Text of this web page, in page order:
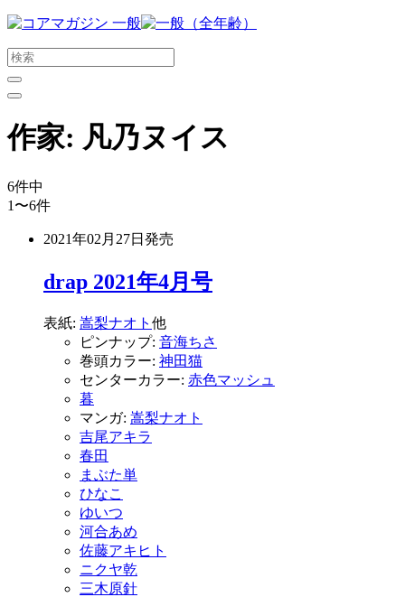
メ
ン
コ
ン
ン
ツ
ス
キ
作家: 凡乃ヌイス
6件中
1〜6件
2021年02月27日 発売
drap 2021年4月号
表紙: 嵩梨ナオト 他
ピンナップ: 音海ちさ
巻頭カラー: 神田猫
センターカラー: 赤色マッシュ
暮
マンガ: 嵩梨ナオト
吉尾アキラ
春田
まぶた単
ひなこ
ゆいつ
河合あめ
佐藤アキヒト
ニクヤ乾
三木原針